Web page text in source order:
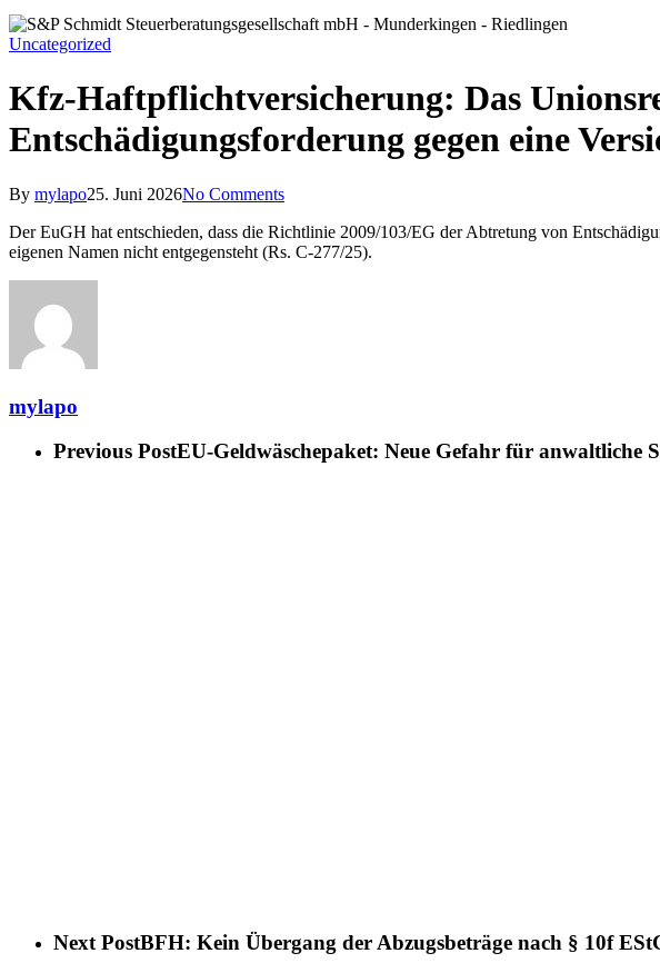
Uncategorized
Kfz-Haftpflichtversicherung: Das
Entschädigungsforderung gegen eine
By mylapo25. Juni 2026No Comments
Der EuGH hat entschieden, dass die Richtlinie 2009/103/EG der Abtretung von
eigenen Namen nicht entgegensteht (Rs. C-277/25).
mylapo
Previous PostEU-Geldwäschepaket: Neue Gefahr für anwaltliche
Next PostBFH: Kein Übergang der Abzugsbeträge nach § 10f